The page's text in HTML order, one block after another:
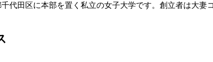
代田区に本部を置く私立の女子大学です。創立者は大